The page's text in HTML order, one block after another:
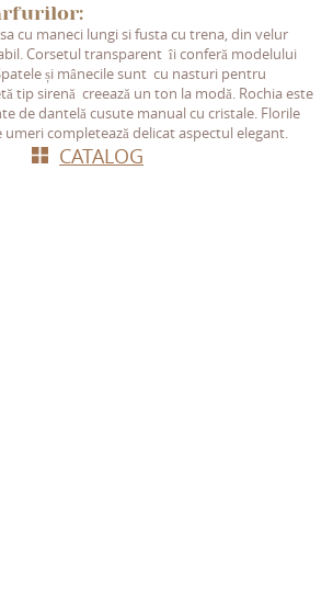
cu maneci lungi si fusta cu trena, din velur
Corsetul transparent îi conferă modelului
și mânecile sunt cu nasturi pentru
tip sirenă creează un ton la modă. Rochia este
de dantelă cusute manual cu cristale. Florile
completează delicat aspectul elegant.
СATALOG